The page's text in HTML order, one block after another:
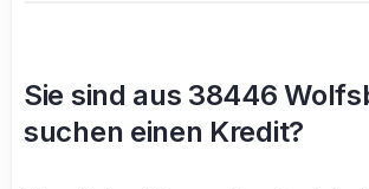
Sie sind aus 38446
suchen einen Kredit?